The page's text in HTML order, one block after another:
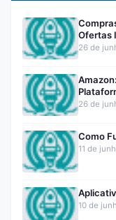
Ofertas
26 de
26 de
Como
11 de
10 de